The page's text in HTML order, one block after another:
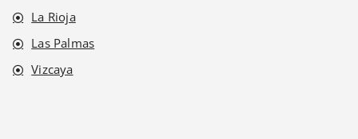
La Rioja
Las Palmas
Vizcaya